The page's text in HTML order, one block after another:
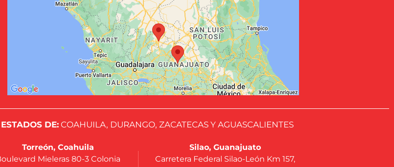
DE: COAHUILA, DURANGO, ZACATECAS Y AGUASCALIENTES
Torreón, Coahuila
Mieleras 80-3 Colonia
Silao, Guanajuato
Carretera Federal Silao-León Km 157,